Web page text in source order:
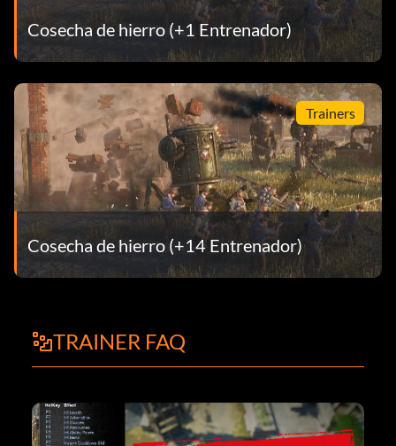
Cosecha de hierro (+1 Entrenador)
Trainers
Cosecha de hierro (+14 Entrenador)
TRAINER FAQ